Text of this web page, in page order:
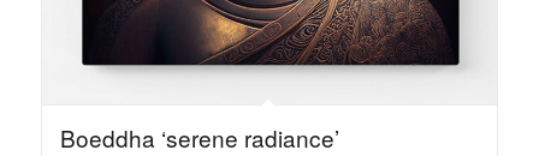
Boeddha ‘serene radiance’